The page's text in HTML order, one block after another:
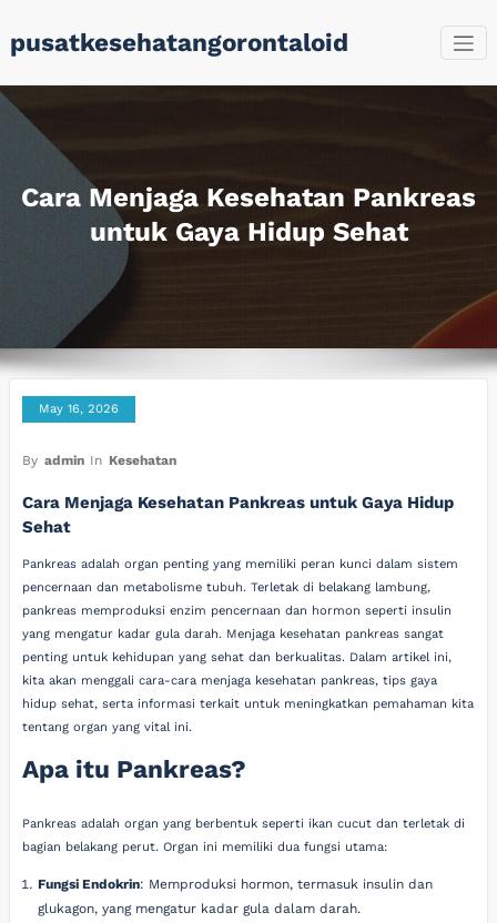
to
content
pusatkesehatangorontaloid
Cara Menjaga Kesehatan Pankreas
untuk Gaya Hidup Sehat
May 16, 2026
By admin In Kesehatan
Cara Menjaga Kesehatan Pankreas untuk Gaya Hidup
Sehat
Pankreas adalah organ penting yang memiliki peran kunci dalam sistem
pencernaan dan metabolisme tubuh. Terletak di belakang lambung,
pankreas memproduksi enzim pencernaan dan hormon seperti insulin
yang mengatur kadar gula darah. Menjaga kesehatan pankreas sangat
penting untuk kehidupan yang sehat dan berkualitas. Dalam artikel ini,
kita akan menggali cara-cara menjaga kesehatan pankreas, tips gaya
hidup sehat, serta informasi terkait untuk meningkatkan pemahaman kita
tentang organ yang vital ini.
Apa itu Pankreas?
Pankreas adalah organ yang berbentuk seperti ikan cucut dan terletak di
bagian belakang perut. Organ ini memiliki dua fungsi utama:
Fungsi Endokrin: Memproduksi hormon, termasuk insulin dan
glukagon, yang mengatur kadar gula dalam darah.